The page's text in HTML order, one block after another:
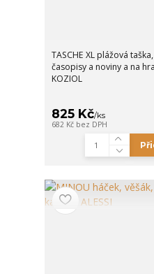
TASCHE XL plážová
časopisy a noviny a na
KOZIOL
825 Kč/ks
682 Kč bez DPH